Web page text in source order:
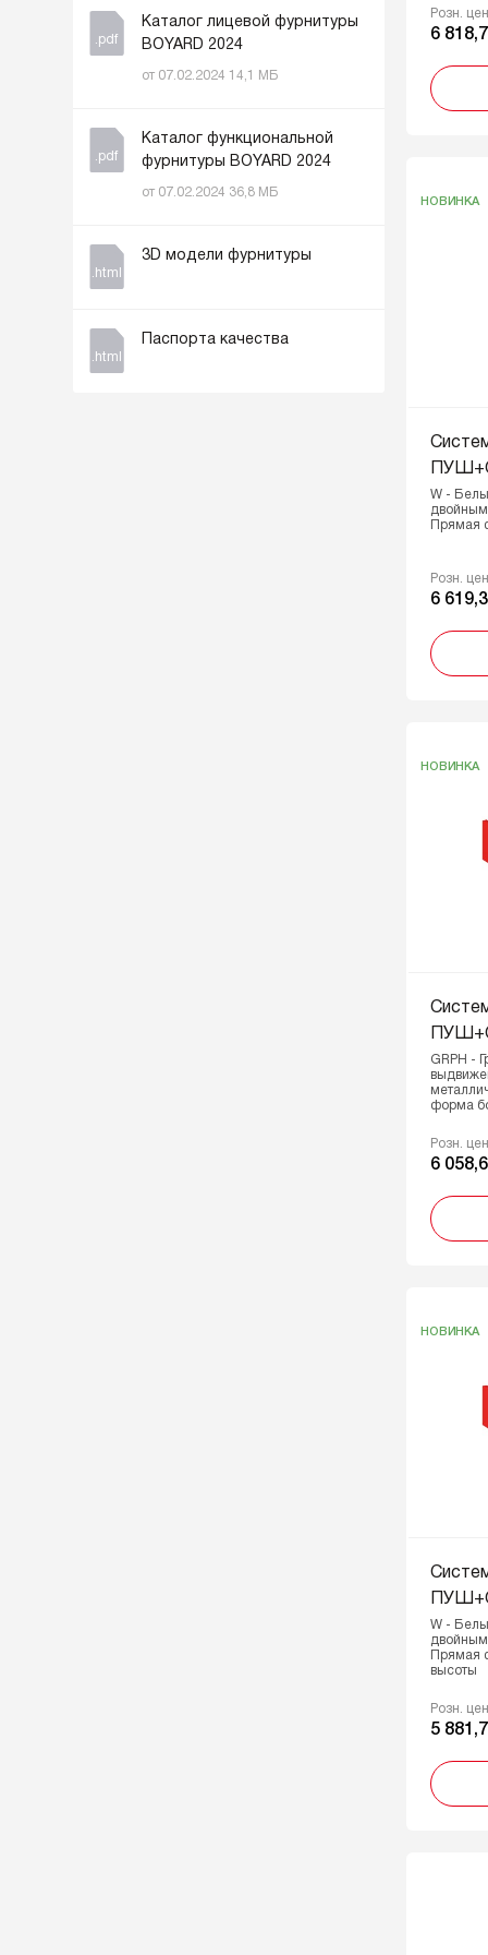
.pdf
Каталог лицевой фурнитуры
BOYARD 2024
от 07.02.2024 14,1 МБ
.pdf
Каталог функциональной
фурнитуры BOYARD 2024
от 07.02.2024 36,8 МБ
.html
3D модели фурнитуры
.html
Паспорта качества
Розн.
6
НОВИНКА
W -
Прямая
Розн.
6
НОВИНКА
GRPH -
форма
Розн.
6
НОВИНКА
W -
Прямая
высоты
Розн.
5